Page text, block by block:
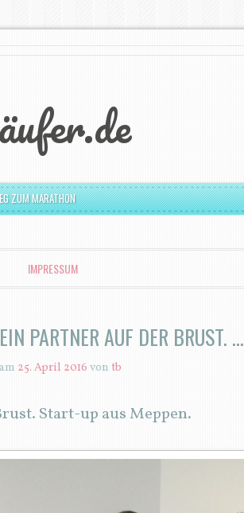
ZUM MARATHON
IMPRESSUM
PARTNER AUF DER BRUST. …
25. April 2016 von tb
Start-up aus Meppen.